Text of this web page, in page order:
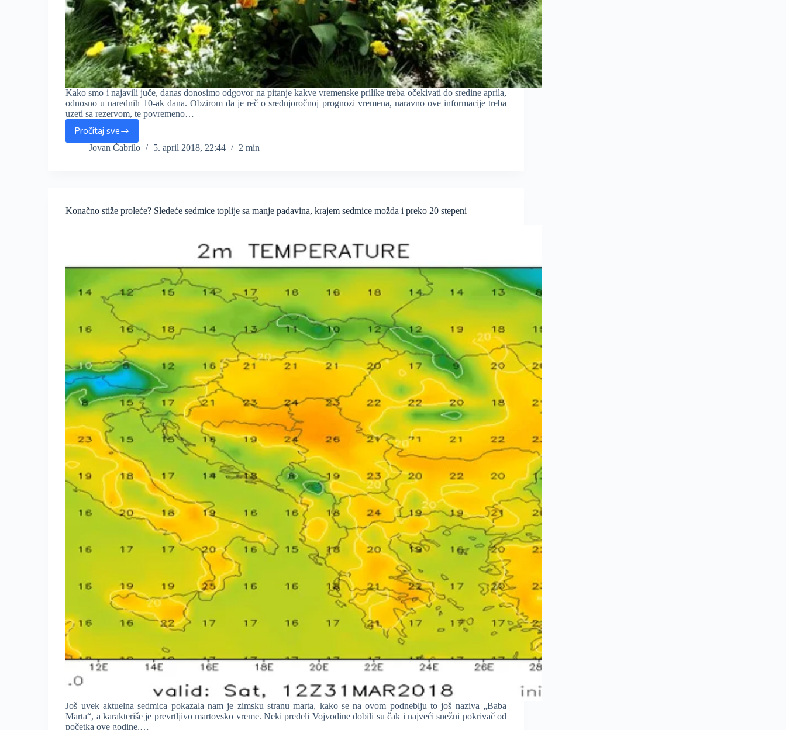
Kako smo i najavili juče, danas donosimo odgovor na pitanje kakve vremenske prilike treba očekivati do sredine aprila,
odnosno u narednih 10-ak dana. Obzirom da je reč o srednjoročnoj prognozi vremena, naravno ove informacije treba
uzeti sa rezervom, te povremeno…
Pročitaj sve
Kakvo
vreme
aprila?
Kasni
ili
između?
Jovan Čabrilo 5. april 2018, 22:44 2 min
Konačno stiže proleće? Sledeće sedmice toplije sa manje padavina, krajem sedmice možda i preko 20 stepeni
Još uvek aktuelna sedmica pokazala nam je zimsku stranu marta, kako se na ovom podneblju to još naziva „Baba
Marta“, a karakteriše je prevrtljivo martovsko vreme. Neki predeli Vojvodine dobili su čak i najveći snežni pokrivač od
početka ove godine,…